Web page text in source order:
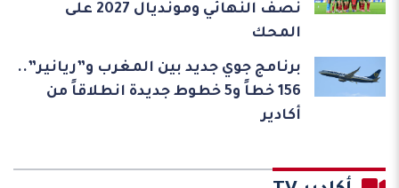
نصف النهائي ومونديال 2027 على
المحك
برنامج جوي جديد بين المغرب و”ريانير”..
156 خطاً و5 خطوط جديدة انطلاقاً من
أكادير